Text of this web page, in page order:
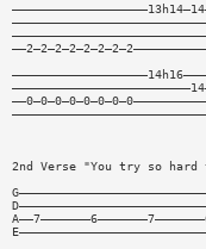
2nd Verse "You try so